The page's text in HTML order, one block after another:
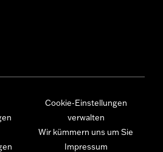
Cookie-Einstellungen
verwalten
Wir kümmern uns um Sie
Impressum